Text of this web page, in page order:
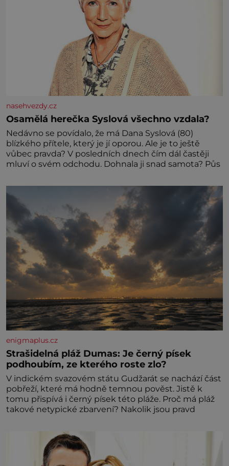
nasehvezdy.cz
Osamělá herečka Syslová všechno vzdala?
Nedávno se povídalo, že má Dana Syslová (80)
blízkého přítele, který je jí oporou. Ale je to ještě
vůbec pravda? V posledních dnech čím dál častěji
mluví o svém odchodu. Dohnala ji snad samota? Půs
enigmaplus.cz
Strašidelná pláž Dumas: Je černý písek
podhoubím, ze kterého roste zlo?
V indickém svazovém státu Gudžarát se nachází část
pobřeží, které má hodně temnou pověst. Jistě k
tomu přispívá i černý písek této pláže. Proč má pláž
takové netypické zbarvení? Nakolik jsou pravd